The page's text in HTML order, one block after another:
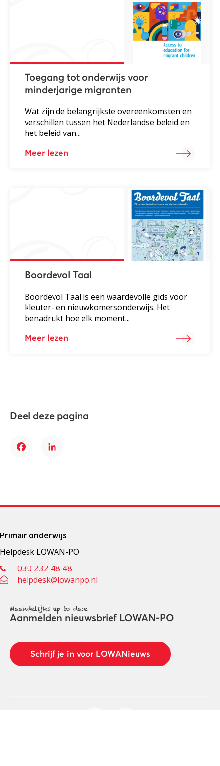
Toegang tot onderwijs voor
minderjarige migranten
Wat zijn de belangrijkste overeenkomsten en
verschillen tussen het Nederlandse beleid en
het beleid van...
Meer lezen
Boordevol Taal
Boordevol Taal is een waardevolle gids voor
kleuter- en nieuwkomersonderwijs. Het
benadrukt hoe elk moment...
Meer lezen
Deel deze pagina
FacebookLinkedIn
Primair onderwijs
Helpdesk LOWAN-PO
030 232 48 48
helpdesk@lowanpo.nl
Maandelijks up to date
Aanmelden nieuwsbrief LOWAN-PO
Schrijf je in voor LOWANieuws